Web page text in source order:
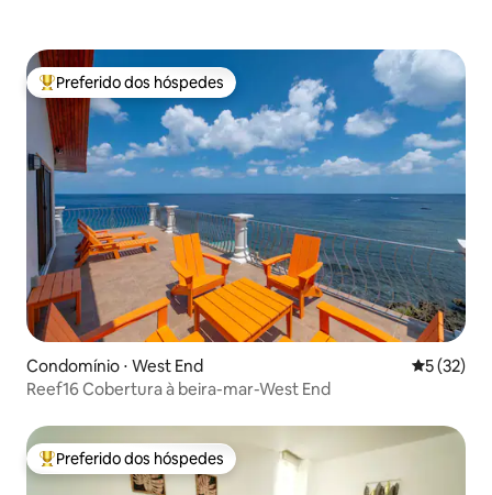
Entre os melhores preferidos dos hóspedes
Preferido dos hóspedes
Condomínio ⋅ West End 5 de uma
5 (32)
Reef16 Cobertura à beira-mar-West End
Entre os melhores preferidos dos hóspedes
Preferido dos hóspedes